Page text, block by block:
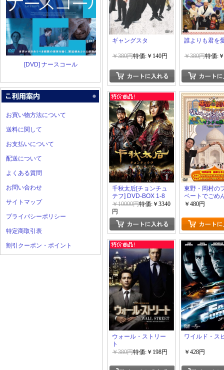
[DVD] ナースコール
お買い物方法について
送料に関して
お支払いについて
配送について
よくある質問
お問い合わせ
サイトマップ
プライバシーポリシー
特定商取引表
割引クーポン・ポイント
ギャングスタ
￥380円特価:￥140円
誰よりも君を
￥380円特価:
千秋太后[チョンチュ
テフ] DVD-BOX 1-8
￥10000円特価:￥3340
円
東野・岡村の
ベートでごめ
い・・・イン
￥480円
ウォール・ストリー
ト
￥380円特価:￥198円
ワイルド・ス
￥428円